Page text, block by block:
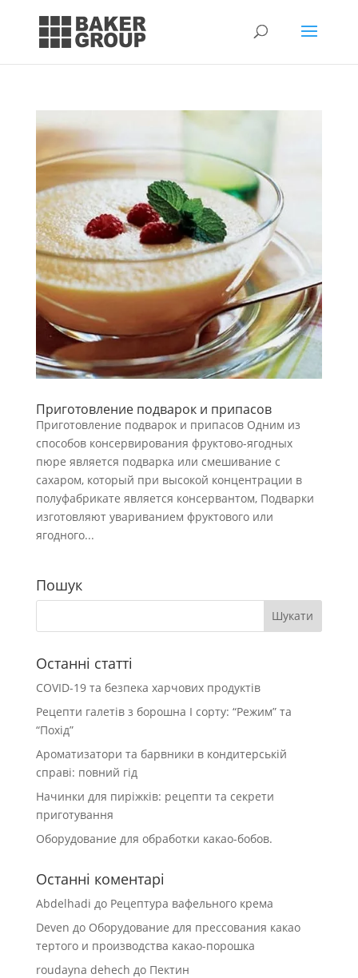
Приготовление подварок и припасов
Приготовление подварок и припасов Одним из
способов консервирования фруктово-ягодных
пюре являет­ся подварка или смешивание с
сахаром, который при высокой концентра­ции в
полуфабрикате является консервантом, Подварки
изготовляют увариванием фруктового или
ягодного...
Пошук
Останні статті
COVID-19 та безпека харчових продуктів
Рецепти галетів з борошна І сорту: “Режим” та
“Похід”
Ароматизатори та барвники в кондитерській
справі: повний гід
Начинки для пиріжків: рецепти та секрети
приготування
Оборудование для обработки какао-бобов.
Останні коментарі
Abdelhadi до Рецептура вафельного крема
Deven до Оборудование для прессования какао
тертого и производства какао-порошка
roudayna dehech до Пектин